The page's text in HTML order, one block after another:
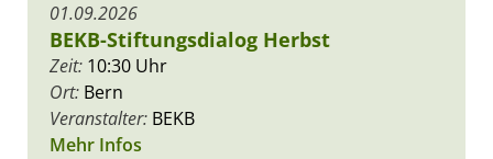
01.09.2026
BEKB-Stiftungsdialog Herbst
Zeit: 10:30 Uhr
Ort: Bern
Veranstalter: BEKB
Mehr Infos